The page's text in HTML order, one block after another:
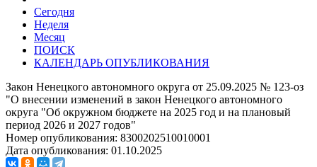
Сегодня
Неделя
Месяц
ПОИСК
КАЛЕНДАРЬ ОПУБЛИКОВАНИЯ
Закон Ненецкого автономного округа от 25.09.2025 № 123-оз
"О внесении изменений в закон Ненецкого автономного
округа "Об окружном бюджете на 2025 год и на плановый
период 2026 и 2027 годов"
Номер опубликования: 8300202510010001
Дата опубликования: 01.10.2025